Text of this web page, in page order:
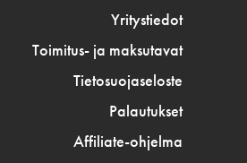
Yritystiedot
Toimitus- ja maksutavat
Tietosuojaseloste
Palautukset
Affiliate-ohjelma